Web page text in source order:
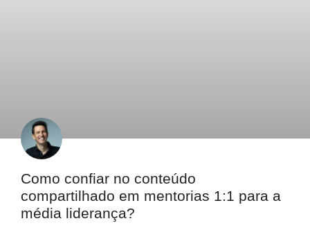
Como confiar no conteúdo
compartilhado em mentorias 1:1 para a
média liderança?